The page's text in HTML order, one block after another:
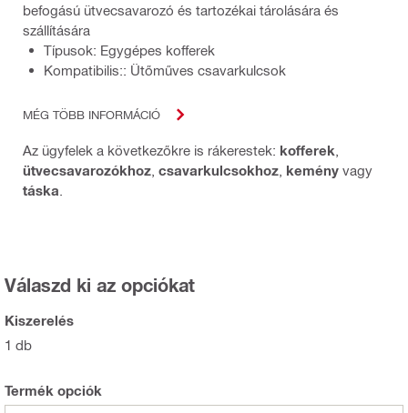
befogású ütvecsavarozó és tartozékai tárolására és
szállítására
Típusok: Egygépes kofferek
Kompatibilis:: Ütőműves csavarkulcsok
MÉG TÖBB INFORMÁCIÓ
Az ügyfelek a következőkre is rákerestek: kofferek
ütvecsavarozókhoz csavarkulcsokhoz kemény vagy
táska
Válaszd ki az opciókat
Kiszerelés
1 db
Termék opciók